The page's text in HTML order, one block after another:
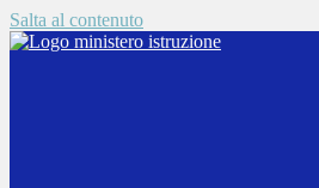
Salta al contenuto